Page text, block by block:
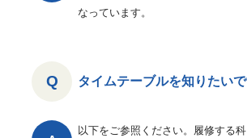
なっています。
タイムテーブルを知りたい
以下をご参照ください。履修する